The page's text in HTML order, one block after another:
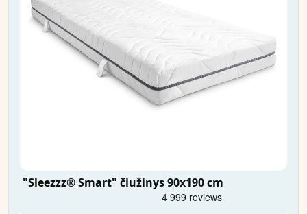
"Sleezzz® Smart" čiužinys 90x190 cm